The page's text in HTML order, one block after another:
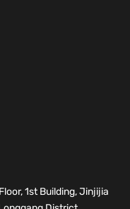
1st Building, Jinjijia